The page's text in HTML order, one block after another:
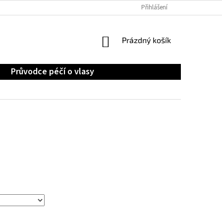
Přihlášení
NÁKUPNÍ
Prázdný košík
Průvodce péčí o vlasy